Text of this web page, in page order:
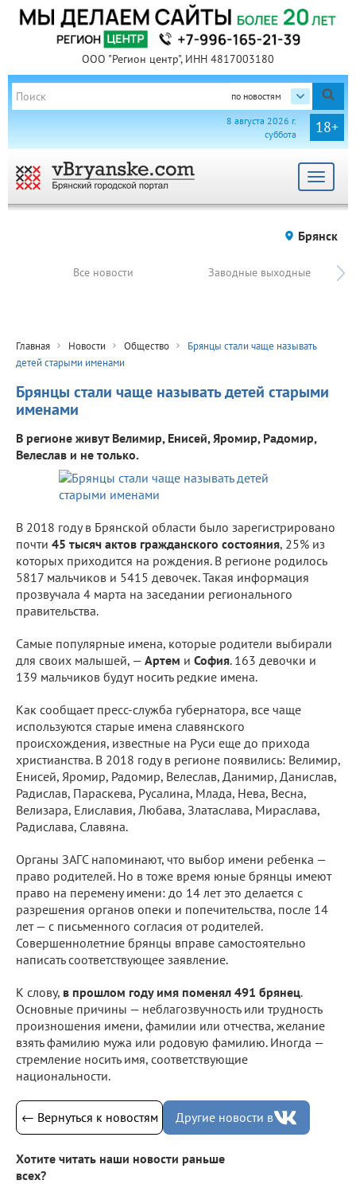
ООО "Регион центр", ИНН 4817003180
по новостям
18+
8 августа 2026 г.
суббота
Toggle
Брянск
Все новости Заводные выходные
Главная Новости Общество
Брянцы стали чаще называть
детей старыми именами
Брянцы стали чаще называть детей старыми
именами
В регионе живут Велимир, Енисей, Яромир, Радомир,
Велеслав и не только.
В 2018 году в Брянской области было зарегистрировано
почти 45 тысяч актов гражданского состояния, 25% из
которых приходится на рождения. В регионе родилось
5817 мальчиков и 5415 девочек. Такая информация
прозвучала 4 марта на заседании регионального
правительства.
Самые популярные имена, которые родители выбирали
для своих малышей, — Артем и София. 163 девочки и
139 мальчиков будут носить редкие имена.
Как сообщает пресс-служба губернатора, все чаще
используются старые имена славянского
происхождения, известные на Руси еще до прихода
христианства. В 2018 году в регионе появились: Велимир,
Енисей, Яромир, Радомир, Велеслав, Данимир, Данислав,
Радислав, Параскева, Русалина, Млада, Нева, Весна,
Велизара, Елиславия, Любава, Златаслава, Мираслава,
Радислава, Славяна.
Органы ЗАГС напоминают, что выбор имени ребенка —
право родителей. Но в тоже время юные брянцы имеют
право на перемену имени: до 14 лет это делается с
разрешения органов опеки и попечительства, после 14
лет — с письменного согласия от родителей.
Совершеннолетние брянцы вправе самостоятельно
написать соответствующее заявление.
К слову, в прошлом году имя поменял 491 брянец.
Основные причины — неблагозвучность или трудность
произношения имени, фамилии или отчества, желание
взять фамилию мужа или родовую фамилию. Иногда —
стремление носить имя, соответствующие
национальности.
← Вернуться к новостям Другие новости в
Хотите читать наши новости раньше
всех?